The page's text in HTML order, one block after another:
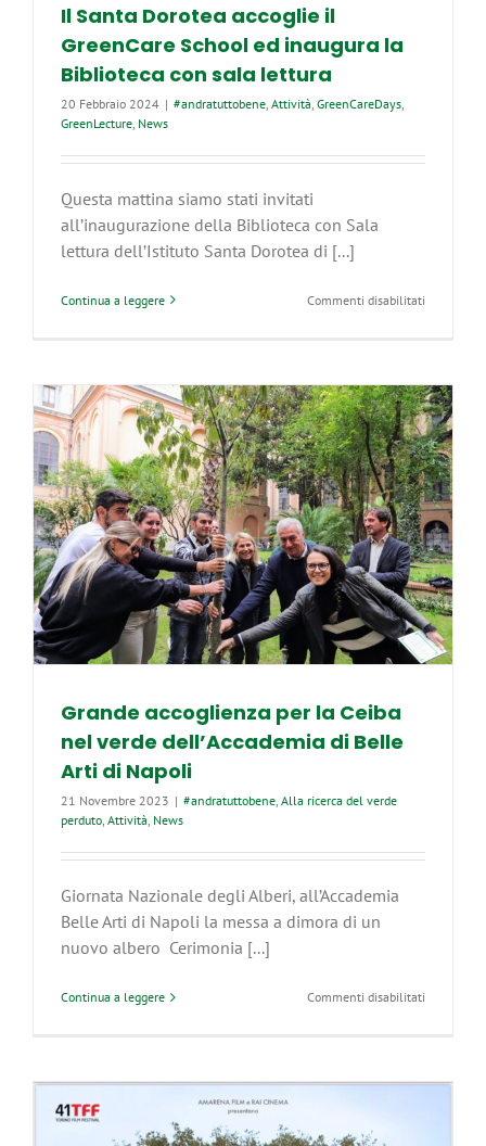
Il Santa Dorotea accoglie il
GreenCare School ed inaugura la
Biblioteca con sala lettura
20 Febbraio 2024 | #andratuttobene Attività GreenCareDays
GreenLecture News
Questa mattina siamo stati invitati
all’inaugurazione della Biblioteca con Sala
lettura dell’Istituto Santa Dorotea di [...]
Continua a leggere Commenti disabilitati
il
GreenCare
School
ed
inaugura
la
Biblioteca
con
sala
lettura
Grande accoglienza per la Ceiba
nel verde dell’Accademia di Belle
Arti di Napoli
21 Novembre 2023 | #andratuttobene, Alla ricerca del verde
perduto, Attività, News
Giornata Nazionale degli Alberi, all’Accademia
Belle Arti di Napoli la messa a dimora di un
nuovo albero Cerimonia [...]
Continua a leggere Commenti disabilitati